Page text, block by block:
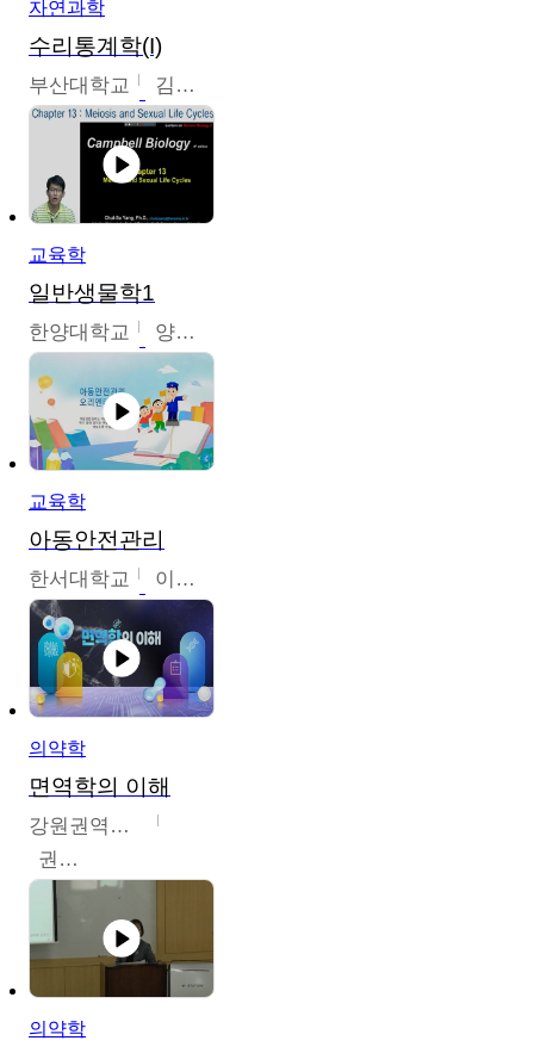
자연과학
수리통계학(I)
부산대학교 김충락
교육학
일반생물학1
한양대학교 양철수
교육학
아동안전관리
한서대학교 이태연
의약학
면역학의 이해
강원권역센터
권보인
의약학